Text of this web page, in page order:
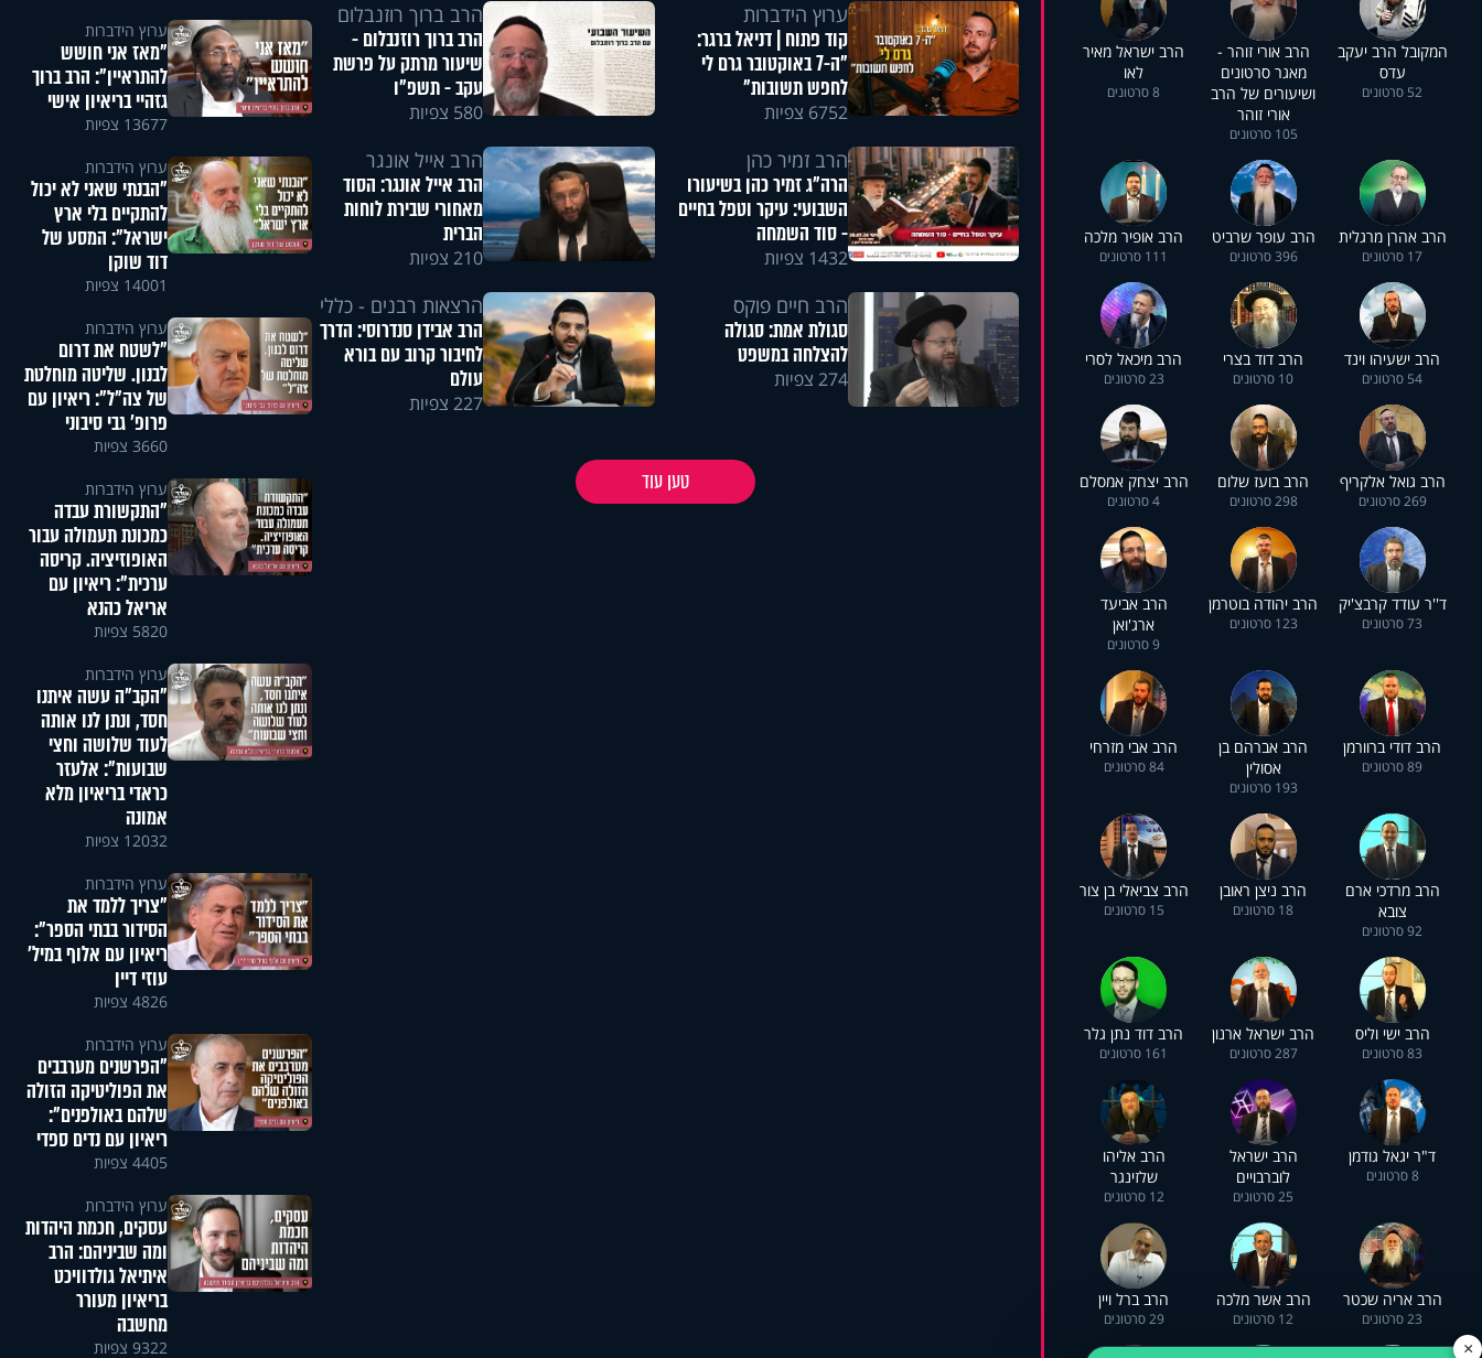
המקובל הרב יעקב
עדס
52 סרטונים
הרב אורי זוהר -
מאגר סרטונים
ושיעורים של הרב
אורי זוהר
105 סרטונים
הרב ישראל מאיר
לאו
8 סרטונים
הרב אהרן מרגלית
17 סרטונים
הרב עופר שרביט
396 סרטונים
הרב אופיר מלכה
111 סרטונים
הרב ישעיהו וינד
54 סרטונים
הרב דוד בצרי
10 סרטונים
הרב מיכאל לסרי
23 סרטונים
הרב גואל אלקריף
269 סרטונים
הרב בועז שלום
298 סרטונים
הרב יצחק אמסלם
4 סרטונים
ד''ר עודד קרבצ'יק
73 סרטונים
הרב יהודה בוטרמן
123 סרטונים
הרב אביעד
ארג'ואן
9 סרטונים
הרב דודי ברוורמן
89 סרטונים
הרב אברהם בן
אסולין
193 סרטונים
הרב אבי מזרחי
84 סרטונים
הרב מרדכי ארם
צובא
92 סרטונים
הרב ניצן ראובן
18 סרטונים
הרב צביאלי בן צור
15 סרטונים
הרב ישי וליס
83 סרטונים
הרב ישראל ארנון
287 סרטונים
הרב דוד נתן גלר
161 סרטונים
ד"ר יגאל גודמן
8 סרטונים
הרב ישראל
לוברבויים
25 סרטונים
הרב אליהו
שלזינגר
12 סרטונים
הרב אריה שכטר
23 סרטונים
הרב אשר מלכה
12 סרטונים
הרב ברל ויין
29 סרטונים
ערוץ הידברות
קוד פתוח | דניאל ברגר:
"ה-7 באוקטובר גרם לי
לחפש תשובות"
6752 צפיות
הרב ברוך רוזנבלום
הרב ברוך רוזנבלום -
שיעור מרתק על פרשת
עקב - תשפ"ו
580 צפיות
הרב זמיר כהן
הרה"ג זמיר כהן בשיעורו
השבועי: עיקר וטפל בחיים
- סוד השמחה
1432 צפיות
הרב אייל אונגר
הרב אייל אונגר: הסוד
מאחורי שבירת לוחות
הברית
210 צפיות
הרב חיים פוקס
סגולת אמת: סגולה
להצלחה במשפט
274 צפיות
הרצאות רבנים - כללי
הרב אבידן סנדרוסי: הדרך
לחיבור קרוב עם בורא
עולם
227 צפיות
טען עוד
ערוץ הידברות
"מאז אני חושש
להתראיין": הרב ברוך
גזהיי בריאיון אישי
13677 צפיות
ערוץ הידברות
"הבנתי שאני לא יכול
להתקיים בלי ארץ
ישראל": המסע של
דוד שוקן
14001 צפיות
ערוץ הידברות
"לשטח את דרום
לבנון. שליטה מוחלטת
של צה"ל": ריאיון עם
פרופ' גבי סיבוני
3660 צפיות
ערוץ הידברות
"התקשורת עבדה
כמכונת תעמולה עבור
האופוזיציה. קריסה
ערכית": ריאיון עם
אריאל כהנא
5820 צפיות
ערוץ הידברות
"הקב"ה עשה איתנו
חסד, ונתן לנו אותה
לעוד שלושה וחצי
שבועות": אלעזר
כראדי בריאיון מלא
אמונה
12032 צפיות
ערוץ הידברות
"צריך ללמד את
הסידור בבתי הספר":
ריאיון עם אלוף במיל'
עוזי דיין
4826 צפיות
ערוץ הידברות
"הפרשנים מערבבים
את הפוליטיקה הזולה
שלהם באולפנים":
ריאיון עם נדים ספדי
4405 צפיות
ערוץ הידברות
עסקים, חכמת היהדות
ומה שביניהם: הרב
איתיאל גולדוויכט
בריאיון מעורר
מחשבה
9322 צפיות ×